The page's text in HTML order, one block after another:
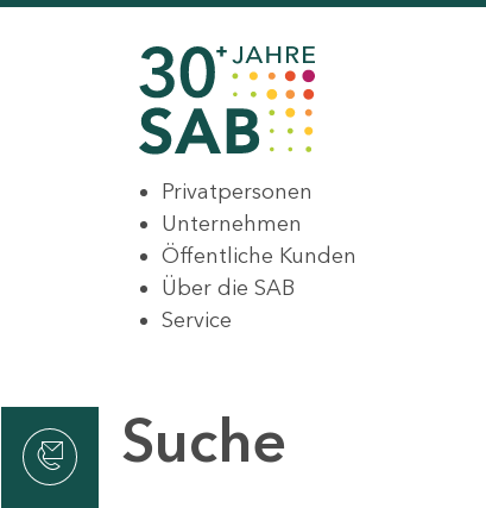
Privatpersonen
Unternehmen
Öffentliche Kunden
Über die SAB
Service
Suche